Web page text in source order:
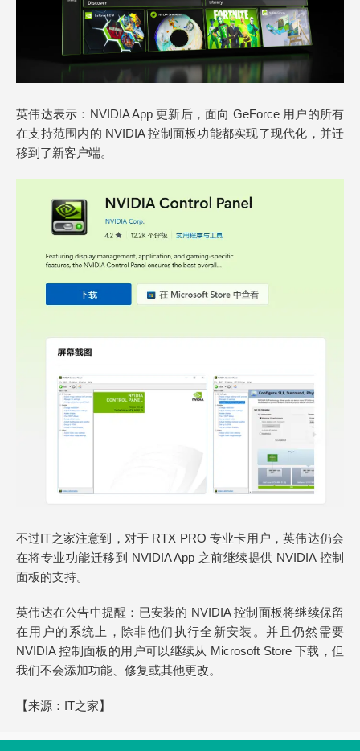
英伟达表示：NVIDIA App 更新后，面向 GeForce 用户的所有
在支持范围内的 NVIDIA 控制面板功能都实现了现代化，并迁
移到了新客户端。
不过IT之家注意到，对于 RTX PRO 专业卡用户，英伟达仍会
在将专业功能迁移到 NVIDIA App 之前继续提供 NVIDIA 控制
面板的支持。
英伟达在公告中提醒：已安装的 NVIDIA 控制面板将继续保留
在用户的系统上，除非他们执行全新安装。并且仍然需要
NVIDIA 控制面板的用户可以继续从 Microsoft Store 下载，但
我们不会添加功能、修复或其他更改。
【来源： IT之家】